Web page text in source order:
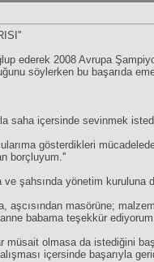
ederek 2008 Avrupa
söylerken bu başarıda
saha içersinde sevinmek
gösterdikleri
borçluyum.''
ve şahsında yönetim
aşcısından masörüne;
babama teşekkür
müsait olmasa da istediğini
içersinde başarıyla